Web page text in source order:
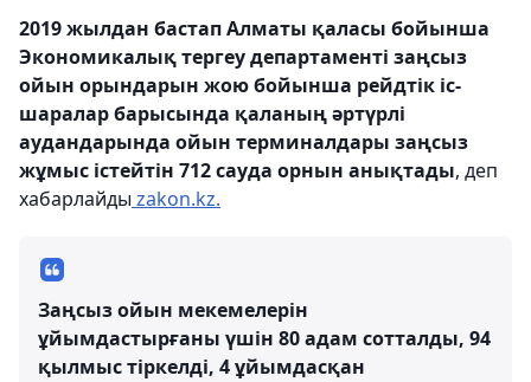
2019 жылдан бастап Алматы қаласы бойынша
Экономикалық тергеу департаменті заңсыз
ойын орындарын жою бойынша рейдтік іс-
шаралар барысында қаланың әртүрлі
аудандарында ойын терминалдары заңсыз
жұмыс істейтін 712 сауда орнын анықтады, деп
хабарлайды zakon.kz.
Заңсыз ойын мекемелерін
ұйымдастырғаны үшін 80 адам сотталды, 94
қылмыс тіркелді, 4 ұйымдасқан